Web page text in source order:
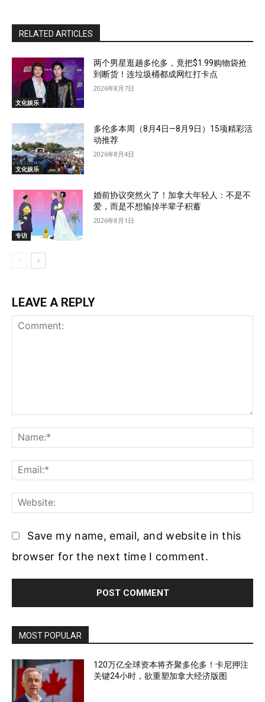
RELATED ARTICLES
文化娱乐
两个男星逛趟多伦多，竟把$1.99购物袋抢
到断货！连垃圾桶都成网红打卡点
2026年8月7日
文化娱乐
多伦多本周（8月4日—8月9日）15项精彩活
动推荐
2026年8月4日
专访
婚前协议突然火了！加拿大年轻人：不是不
爱，而是不想输掉半辈子积蓄
2026年8月1日
LEAVE A REPLY
Save my name, email, and website in this
browser for the next time I comment.
MOST POPULAR
120万亿全球资本将齐聚多伦多！卡尼押注
关键24小时，欲重塑加拿大经济版图